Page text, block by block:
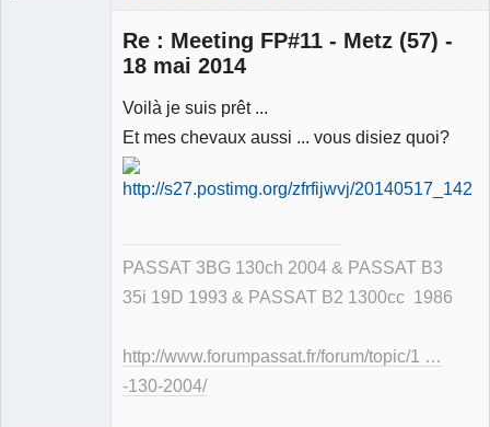
Re : Meeting FP#11 - Metz (57) -
18 mai 2014
Voilà je suis prêt ...
Et mes chevaux aussi ... vous disiez quoi?
PASSAT 3BG 130ch 2004 & PASSAT B3
35i 19D 1993 & PASSAT B2 1300cc 1986
http://www.forumpassat.fr/forum/topic/1 …
-130-2004/